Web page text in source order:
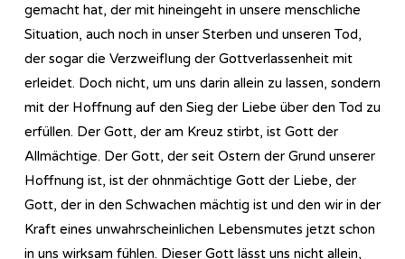
gemacht hat, der mit hineingeht in unsere menschliche
Situation, auch noch in unser Sterben und unseren Tod,
der sogar die Verzweiflung der Gottverlassenheit mit
erleidet. Doch nicht, um uns darin allein zu lassen, sondern
mit der Hoffnung auf den Sieg der Liebe über den Tod zu
erfüllen. Der Gott, der am Kreuz stirbt, ist Gott der
Allmächtige. Der Gott, der seit Ostern der Grund unserer
Hoffnung ist, ist der ohnmächtige Gott der Liebe, der
Gott, der in den Schwachen mächtig ist und den wir in der
Kraft eines unwahrscheinlichen Lebensmutes jetzt schon
in uns wirksam fühlen. Dieser Gott lässt uns nicht allein,